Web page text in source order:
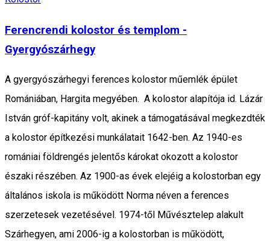
Ferencrendi kolostor és templom -
Gyergyószárhegy
A gyergyószárhegyi ferences kolostor műemlék épület
Romániában, Hargita megyében. A kolostor alapítója id. Lázár
István gróf-kapitány volt, akinek a támogatásával megkezdték
a kolostor építkezési munkálatait 1642-ben. Az 1940-es
romániai földrengés jelentős károkat okozott a kolostor
északi részében. Az 1900-as évek elejéig a kolostorban egy
általános iskola is működött Norma néven a ferences
szerzetesek vezetésével. 1974-től Művésztelep alakult
Szárhegyen, ami 2006-ig a kolostorban is működött,